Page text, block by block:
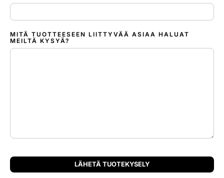
MITÄ TUOTTEESEEN LIITTYVÄÄ ASIAA HALUAT
MEILTÄ KYSYÄ?